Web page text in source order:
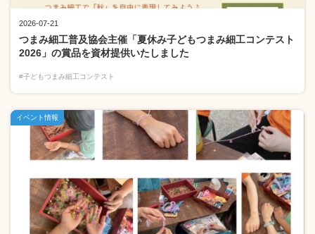
2026-07-21
つまみ細工普及協会主催「夏休み子どもつまみ細工コンテスト
2026」の賞品を資材提供いたしました
#子どもつまみ細工コンテスト
イベント情報